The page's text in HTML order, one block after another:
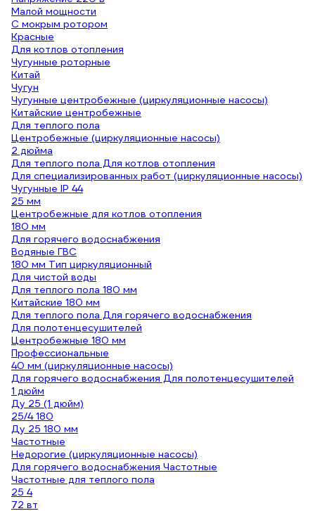
Малой мощности
С мокрым ротором
Красные
Для котлов отопления
Чугунные роторные
Китай
Чугун
Чугунные центробежные (циркуляционные насосы)
Китайские центробежные
Для теплого пола
Центробежные (циркуляционные насосы)
2 дюйма
Для теплого пола Для котлов отопления
Для специализированных работ (циркуляционные насосы)
Чугунные IP 44
25 мм
Центробежные для котлов отопления
180 мм
Для горячего водоснабжения
Водяные ГВС
180 мм Тип циркуляционный
Для чистой воды
Для теплого пола 180 мм
Китайские 180 мм
Для теплого пола Для горячего водоснабжения
Для полотенцесушителей
Центробежные 180 мм
Профессиональные
40 мм (циркуляционные насосы)
Для горячего водоснабжения Для полотенцесушителей
1 дюйм
Ду 25 (1 дюйм)
25/4 180
Ду 25 180 мм
Частотные
Недорогие (циркуляционные насосы)
Для горячего водоснабжения Частотные
Частотные для теплого пола
25 4
72 вт